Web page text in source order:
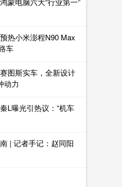
热小米澎程N90 Max
车
图斯实车，全新设计
动力
L曝光引热议：“机车
| 记者手记：赵同阳